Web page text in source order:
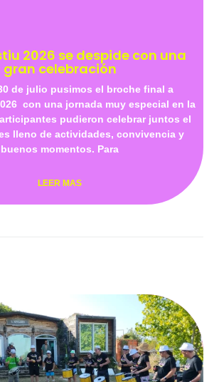
2026 se despide con una
gran celebración
de julio pusimos el broche final a
con una jornada muy especial en la
pudieron celebrar juntos el
lleno de actividades, convivencia y
buenos momentos. Para
LEER MAS